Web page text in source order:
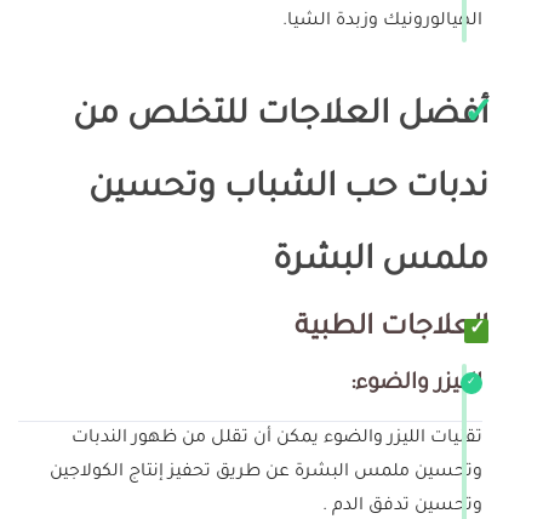
الهيالورونيك وزبدة الشيا.
أفضل العلاجات للتخلص من
ندبات حب الشباب وتحسين
ملمس البشرة
العلاجات الطبية
الليزر والضوء:
تقنيات الليزر والضوء يمكن أن تقلل من ظهور الندبات
وتحسين ملمس البشرة عن طريق تحفيز إنتاج الكولاجين
وتحسين تدفق الدم .